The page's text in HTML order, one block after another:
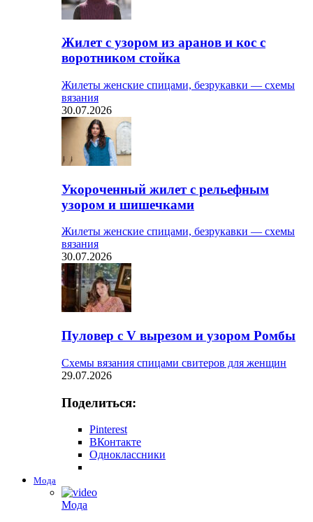
Жилет с узором из аранов и кос с
воротником стойка
Жилеты женские спицами, безрукавки — схемы
вязания
30.07.2026
Укороченный жилет с рельефным
узором и шишечками
Жилеты женские спицами, безрукавки — схемы
вязания
30.07.2026
Пуловер с V вырезом и узором Ромбы
Схемы вязания спицами свитеров для женщин
29.07.2026
Поделиться:
Pinterest
ВКонтакте
Одноклассники
Мода
Мода